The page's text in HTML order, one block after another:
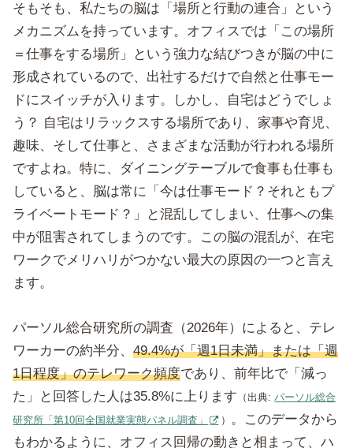
そもそも、私たちの脳は「場所と行動の連合」という
メカニズムを持っています。オフィスでは「この場所
＝仕事をする場所」という強力な結びつきが脳の中に
形成されているので、出社するだけで自然と仕事モー
ドにスイッチが入ります。しかし、自宅はどうでしょ
う？ 自宅はリラックスする場所であり、家事や育児、
趣味、そして仕事と、さまざまな活動が行われる場所
ですよね。特に、ダイニングテーブルで食事も仕事も
していると、脳は常に「今は仕事モード？それともプ
ライベートモード？」と混乱してしまい、仕事への集
中が阻害されてしまうのです。この脳の混乱が、在宅
ワークでメリハリがつかない最大の原因の一つと言え
ます。
パーソル総合研究所の調査（2026年）によると、テレ
ワーカーの約半分、49.4%が「週1日未満」または「週
1日程度」のテレワーク頻度であり、前年比で「減っ
た」と回答した人は35.8%に上ります （出典:パーソル総合
研究所「第10回全国就業実態パネル調査」
）
。このデータから
もわかるように、オフィス回帰の動きと相まって、ハ